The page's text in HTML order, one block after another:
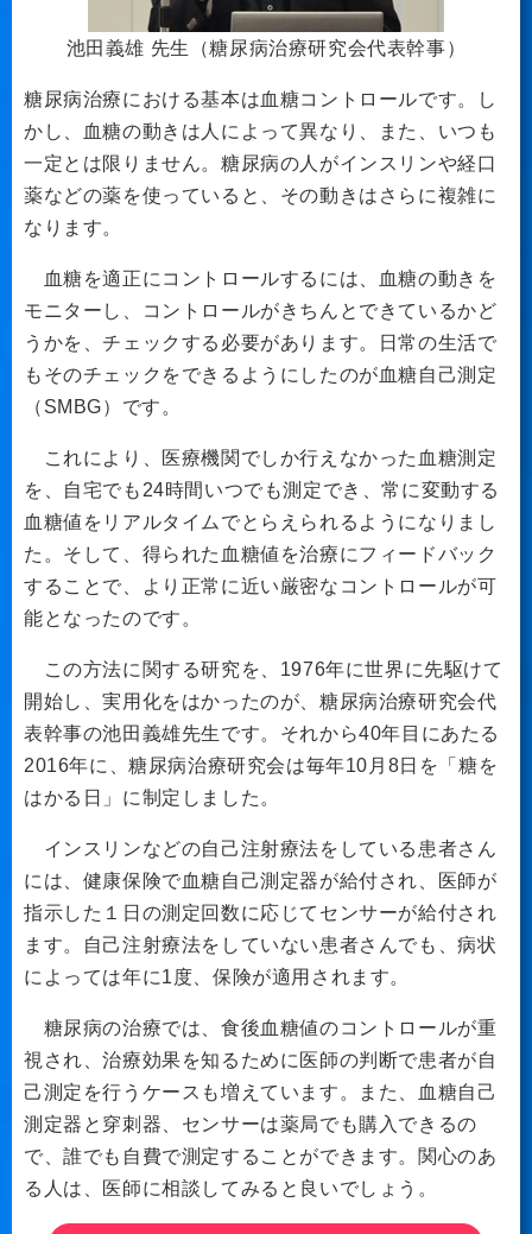
池田義雄 先生（糖尿病治療研究会代表幹事）
糖尿病治療における基本は血糖コントロールです。し
かし、血糖の動きは人によって異なり、また、いつも
一定とは限りません。糖尿病の人がインスリンや経口
薬などの薬を使っていると、その動きはさらに複雑に
なります。
血糖を適正にコントロールするには、血糖の動きを
モニターし、コントロールがきちんとできているかど
うかを、チェックする必要があります。日常の生活で
もそのチェックをできるようにしたのが血糖自己測定
（SMBG）です。
これにより、医療機関でしか行えなかった血糖測定
を、自宅でも24時間いつでも測定でき、常に変動する
血糖値をリアルタイムでとらえられるようになりまし
た。そして、得られた血糖値を治療にフィードバック
することで、より正常に近い厳密なコントロールが可
能となったのです。
この方法に関する研究を、1976年に世界に先駆けて
開始し、実用化をはかったのが、糖尿病治療研究会代
表幹事の池田義雄先生です。それから40年目にあたる
2016年に、糖尿病治療研究会は毎年10月8日を「糖を
はかる日」に制定しました。
インスリンなどの自己注射療法をしている患者さん
には、健康保険で血糖自己測定器が給付され、医師が
指示した１日の測定回数に応じてセンサーが給付され
ます。自己注射療法をしていない患者さんでも、病状
によっては年に1度、保険が適用されます。
糖尿病の治療では、食後血糖値のコントロールが重
視され、治療効果を知るために医師の判断で患者が自
己測定を行うケースも増えています。また、血糖自己
測定器と穿刺器、センサーは薬局でも購入できるの
で、誰でも自費で測定することができます。関心のあ
る人は、医師に相談してみると良いでしょう。